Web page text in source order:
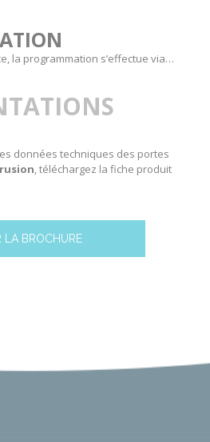
la programmation s’effectue via…
données techniques des portes
, téléchargez la fiche produit
LA BROCHURE